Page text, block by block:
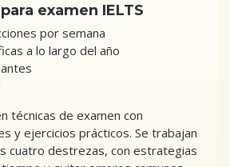
examen IELTS
por semana
a lo largo del año
técnicas de examen con
y ejercicios prácticos. Se trabajan
cuatro destrezas, con estrategias